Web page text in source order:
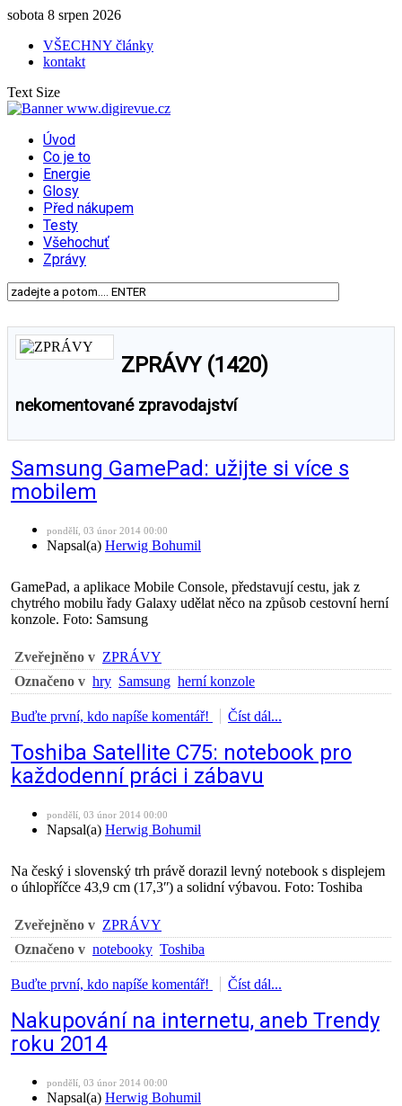
sobota 8 srpen 2026
VŠECHNY články
kontakt
Text Size
Úvod
Co je to
Energie
Glosy
Před nákupem
Testy
Všehochuť
Zprávy
ZPRÁVY (1420)
nekomentované zpravodajství
Samsung GamePad: užijte si více s
mobilem
pondělí, 03 únor 2014 00:00
Napsal(a) Herwig Bohumil
GamePad, a aplikace Mobile Console, představují cestu, jak z
chytrého mobilu řady Galaxy udělat něco na způsob cestovní herní
konzole. Foto: Samsung
Zveřejněno v ZPRÁVY
Označeno v hry Samsung herní konzole
Buďte první, kdo napíše komentář! Číst dál...
Toshiba Satellite C75: notebook pro
každodenní práci i zábavu
pondělí, 03 únor 2014 00:00
Napsal(a) Herwig Bohumil
Na český i slovenský trh právě dorazil levný notebook s displejem
o úhlopříčce 43,9 cm (17,3ʺ) a solidní výbavou. Foto: Toshiba
Zveřejněno v ZPRÁVY
Označeno v notebooky Toshiba
Buďte první, kdo napíše komentář! Číst dál...
Nakupování na internetu, aneb Trendy
roku 2014
pondělí, 03 únor 2014 00:00
Napsal(a) Herwig Bohumil